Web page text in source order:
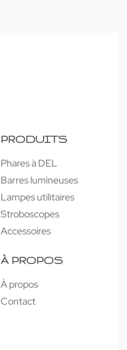
PRODUITS
Phares à DEL
Barres lumineuses